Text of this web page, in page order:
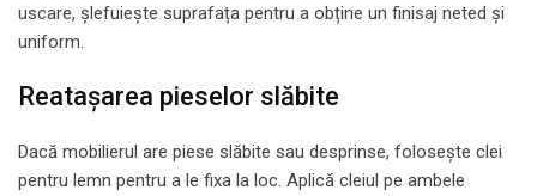
uscare, șlefuiește suprafața pentru a obține un finisaj neted și
uniform.
Reatașarea pieselor slăbite
Dacă mobilierul are piese slăbite sau desprinse, folosește clei
pentru lemn pentru a le fixa la loc. Aplică cleiul pe ambele